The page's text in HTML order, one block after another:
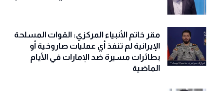
مقر خاتم الأنبياء المركزي: القوات المسلحة
الإيرانية لم تنفذ أي عمليات صاروخية أو
بطائرات مسيرة ضد الإمارات في الأيام
الماضية